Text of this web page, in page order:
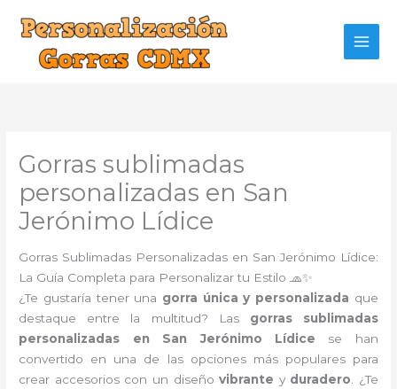
contenido
Gorras sublimadas
personalizadas en San
Jerónimo Lídice
Gorras Sublimadas Personalizadas en San Jerónimo Lídice:
La Guía Completa para Personalizar tu Estilo 🧢✨
¿Te gustaría tener una gorra única y personalizada que
destaque entre la multitud? Las gorras sublimadas
personalizadas en San Jerónimo Lídice se han
convertido en una de las opciones más populares para
crear accesorios con un diseñovibrante y duradero. ¿Te